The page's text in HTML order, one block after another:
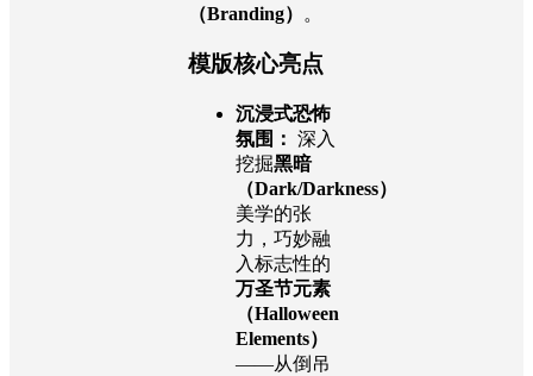
（Branding） 。
模版核心亮点
沉浸式恐怖
氛围： 深入
挖掘黑暗
（Dark/Darkness）
美学的张
力，巧妙融
入标志性的
万圣节元素
（Halloween
Elements）
——从倒吊